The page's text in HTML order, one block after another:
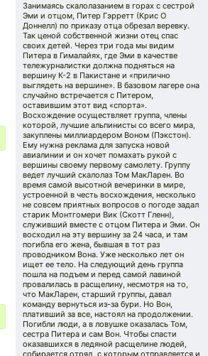
Занимаясь скалолазанием в горах с сестрой
Эми и отцом, Питер Гэрретт (Крис О
Доннелл) по приказу отца обрезал веревку.
Так ценой собственной жизни отец спас
своих детей. Через три года мы видим
Питера в Гималайях, где Эми в качестве
тележурналистки должна подняться на
вершину К-2 в Пакистане и «прилично
выглядеть на вершине». В базовом лагере она
случайно встречается с Питером,
оставившим этот вид «спорта».
Восхождение осуществляет группа, члены
которой, лучшие альпинисты со всего мира,
закуплены миллиардером Воном (Пэкстон).
Ему нужна реклама для запуска новой
авиалинии и он хочет помахать рукой с
вершины своему первому самолету. Группу
ведет лучший скалолаз Том МакЛарен. Во
время самой высотной вечеринки в мире,
устроенной в честь восхождения, несколько
не совсем приятных вопросов о погоде задал
старик Монтгомери Вик (Скотт Гленн),
служивший вместе с отцом Питера и Эми. Он
восходил на эту вершину за 24 часа, и там
погибла его жена, бывшая в тот раз
проводником Вона. Уже несколько лет он
ищет ее тело. На следующий день группа
пошла на подъем и перед самой лавиной
провалилась в расщелину, несмотря на то,
что МакЛарен, старший группы, давал
команду вернуться из-за бури. Но Вон,
плативший за все, настоял на продолжении.
Погибли люди, а в ловушке оказалась Том,
сестра Питера и сам Вон. Чтобы спасти
оказавшихся в ледяной расщелине людей,
собирается отряд, с которым отправляется и